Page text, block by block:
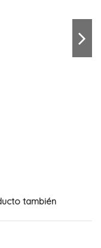
también